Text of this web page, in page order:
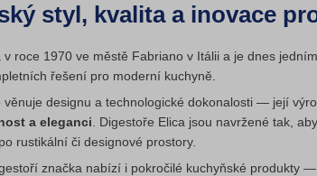
styl, kvalita a inovace
v roce 1970 ve městě Fabriano v Itálii a je dnes
řešení pro moderní kuchyně.
věnuje designu a technologické dokonalosti — její
a eleganci . Digestoře Elica jsou navržené tak,
rustikální či designové prostory.
značka nabízí i pokročilé kuchyňské produkty